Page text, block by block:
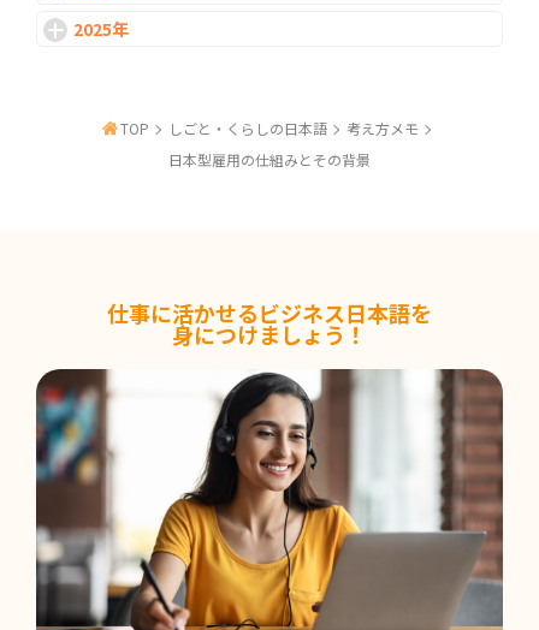
研究を続ける道、社会で生かす道｜PhD・ポ
ストドクのキャリア
2026-06-24
日本型雇用の仕組みとその背景
「また今度ね」は社交辞令？ 言葉の受け取り
方について考える
2026-06-03
ビジネス日本語で大切なのは、暗記よりも調
2026-05-27
2025年
TOP しごと・くらしの日本語
考え方メモ
日本型雇用の仕組みとその背景
仕事に活かせるビジネス日本語を
身につけましょう！